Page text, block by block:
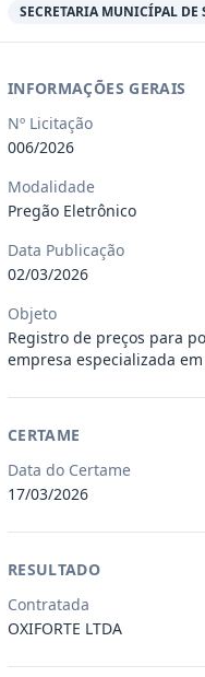
de preços para
de preços para
presente Ata tem por
de preços para
Registro de preços
de preços para
Contratação De
SECRETARIA MUNICÍPAL DE
INFORMAÇÕES GERAIS
Nº Licitação
006/2026
Modalidade
Pregão Eletrônico
Data Publicação
02/03/2026
Objeto
Registro de preços para
empresa especializada
CERTAME
Data do Certame
17/03/2026
RESULTADO
Contratada
OXIFORTE LTDA